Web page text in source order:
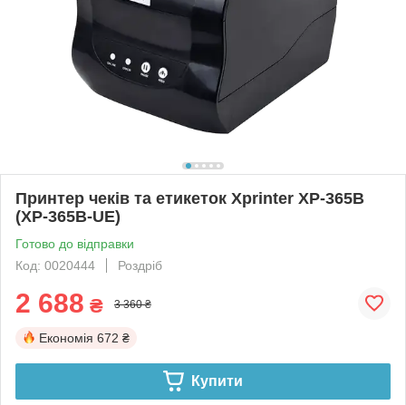
Принтер чеків та етикеток Xprinter XP-365B
(XP-365B-UE)
Готово до відправки
Код: 0020444
Роздріб
2 688 ₴ 3 360 ₴
Економія 672 ₴
Купити